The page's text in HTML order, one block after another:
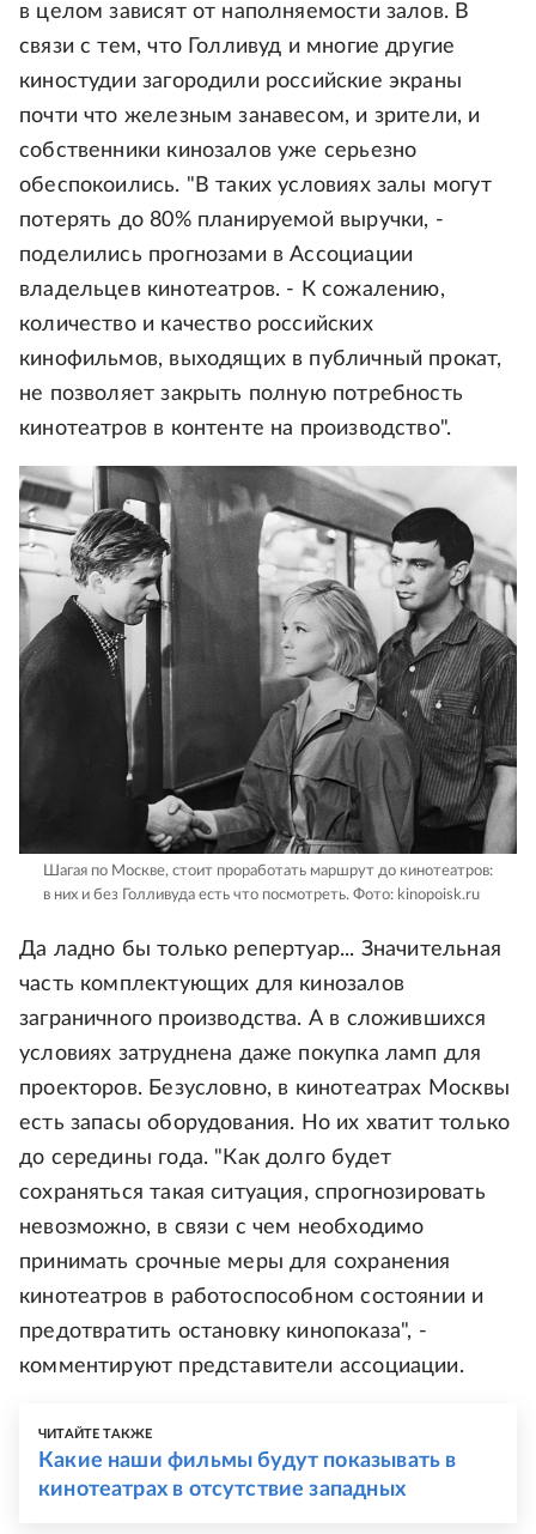
в целом зависят от наполняемости залов. В
связи с тем, что Голливуд и многие другие
киностудии загородили российские экраны
почти что железным занавесом, и зрители, и
собственники кинозалов уже серьезно
обеспокоились. "В таких условиях залы могут
потерять до 80% планируемой выручки, -
поделились прогнозами в Ассоциации
владельцев кинотеатров. - К сожалению,
количество и качество российских
кинофильмов, выходящих в публичный прокат,
не позволяет закрыть полную потребность
кинотеатров в контенте на производство".
Шагая по Москве, стоит проработать маршрут до кинотеатров:
в них и без Голливуда есть что посмотреть. Фото: kinopoisk.ru
Да ладно бы только репертуар... Значительная
часть комплектующих для кинозалов
заграничного производства. А в сложившихся
условиях затруднена даже покупка ламп для
проекторов. Безусловно, в кинотеатрах Москвы
есть запасы оборудования. Но их хватит только
до середины года. "Как долго будет
сохраняться такая ситуация, спрогнозировать
невозможно, в связи с чем необходимо
принимать срочные меры для сохранения
кинотеатров в работоспособном состоянии и
предотвратить остановку кинопоказа", -
комментируют представители ассоциации.
ЧИТАЙТЕ ТАКЖЕ
Какие наши фильмы будут показывать в
кинотеатрах в отсутствие западных